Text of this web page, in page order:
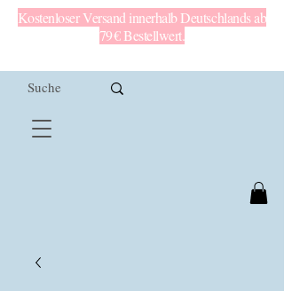
Kostenloser Versand innerhalb Deutschlands ab
79 € Bestellwert.